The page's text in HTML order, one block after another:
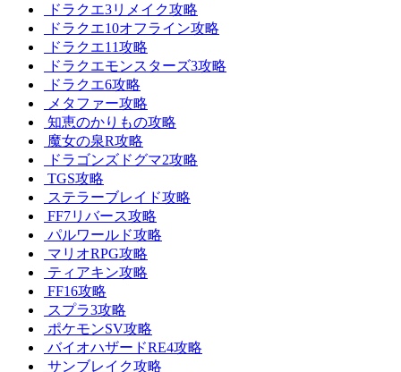
ドラクエ3リメイク攻略
ドラクエ10オフライン攻略
ドラクエ11攻略
ドラクエモンスターズ3攻略
ドラクエ6攻略
メタファー攻略
知恵のかりもの攻略
魔女の泉R攻略
ドラゴンズドグマ2攻略
TGS攻略
ステラーブレイド攻略
FF7リバース攻略
パルワールド攻略
マリオRPG攻略
ティアキン攻略
FF16攻略
スプラ3攻略
ポケモンSV攻略
バイオハザードRE4攻略
サンブレイク攻略